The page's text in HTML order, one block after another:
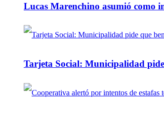
Lucas Marenchino asumió como
Tarjeta Social: Municipalidad